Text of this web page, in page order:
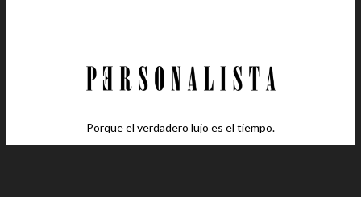
Porque el verdadero lujo es el tiempo.